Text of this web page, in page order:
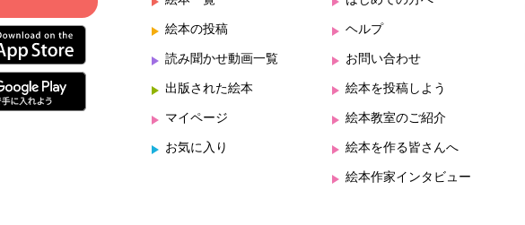
絵本の投稿
読み聞かせ動画一覧
出版された絵本
マイページ
お気に入り
ヘルプ
お問い合わせ
絵本を投稿しよう
絵本教室のご紹介
絵本を作る皆さんへ
絵本作家インタビュー